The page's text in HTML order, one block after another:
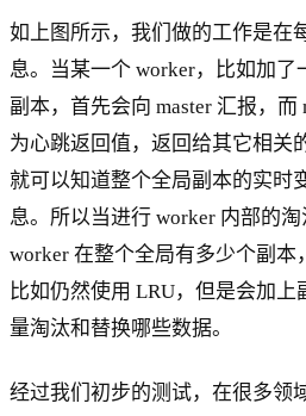
如上图所示，我们做的工作是在
息。当某一个 worker，比如加
副本，首先会向 master 汇报，而
为心跳返回值，返回给其它相关
就可以知道整个全局副本的实时
息。所以当进行 worker 内部的
worker 在整个全局有多少个副本
比如仍然使用 LRU，但是会加
量淘汰和替换哪些数据。
经过我们初步的测试，在很多领